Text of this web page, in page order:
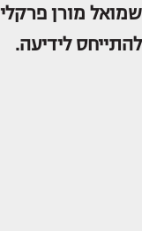
שמואל מורן
להתייחס לידיעה.